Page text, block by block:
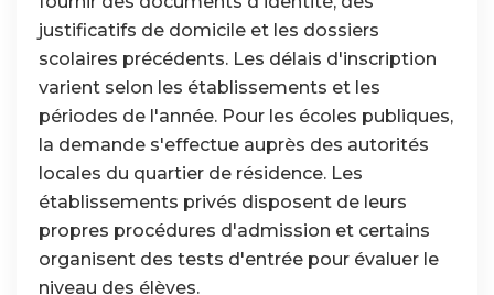
justificatifs de domicile et les dossiers
scolaires précédents. Les délais d'inscription
varient selon les établissements et les
périodes de l'année. Pour les écoles publiques,
la demande s'effectue auprès des autorités
locales du quartier de résidence. Les
établissements privés disposent de leurs
propres procédures d'admission et certains
organisent des tests d'entrée pour évaluer le
niveau des élèves.